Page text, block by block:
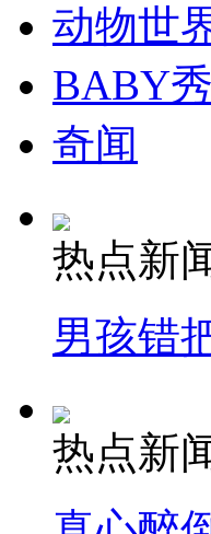
动物世
BABY秀
奇闻
热点新
男孩错
热点新